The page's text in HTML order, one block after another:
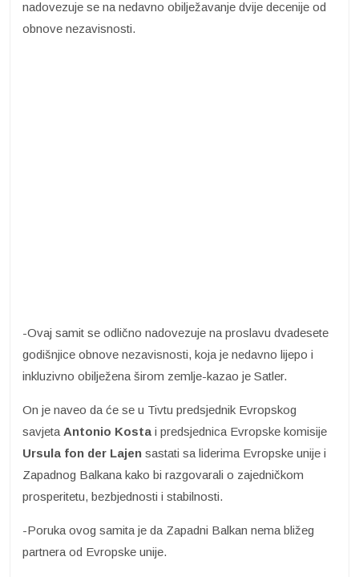
nadovezuje se na nedavno obilježavanje dvije decenije od
obnove nezavisnosti.
-Ovaj samit se odlično nadovezuje na proslavu dvadesete
godišnjice obnove nezavisnosti, koja je nedavno lijepo i
inkluzivno obilježena širom zemlje-kazao je Satler.
On je naveo da će se u Tivtu predsjednik Evropskog
savjeta Antonio Kosta i predsjednica Evropske komisije
Ursula fon der Lajen sastati sa liderima Evropske unije i
Zapadnog Balkana kako bi razgovarali o zajedničkom
prosperitetu, bezbjednosti i stabilnosti.
-Poruka ovog samita je da Zapadni Balkan nema bližeg
partnera od Evropske unije.